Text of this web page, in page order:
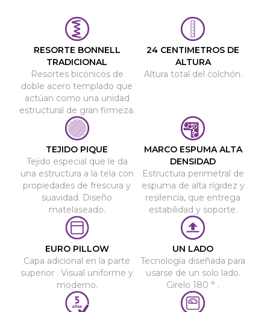
RESORTE BONNELL
TRADICIONAL
Resortes bicónicos de
doble acero templado que
actúan como una unidad
estructural de gran firmeza.
24 CENTIMETROS DE
ALTURA
Altura total del colchón.
TEJIDO PIQUE
Tejido especial que le da
una estructura a la tela con
propiedades de frescura y
suavidad. Diseño
matelaseado.
MARCO ESPUMA ALTA
DENSIDAD
Estructura perimetral de
espuma de alta rígidez y
resilencia, que entrega
estabilidad y soporte.
EURO PILLOW
Capa adicional en la parte
superior . Visual uniforme y
moderno.
UN LADO
Tecnología diseñada para
usarse de un solo lado.
Gírelo 180 ° .